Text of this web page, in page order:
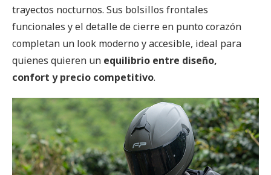
trayectos nocturnos. Sus bolsillos frontales
funcionales y el detalle de cierre en punto corazón
completan un look moderno y accesible, ideal para
quienes quieren un equilibrio entre diseño,
confort y precio competitivo.